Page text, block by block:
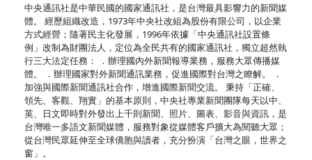
中央通訊社是中華民國的國家通訊社，是台灣最具影響力的新聞媒
體。 經歷組織改造，1973年中央社改組為股份有限公司，以企業
方式經營；隨著民主化發展，1996年依據「中央通訊社設置條
例」改制為財團法人，定位為全民共有的國家通訊社，獨立超然執
行三大法定任務： ．辦理國內外新聞報導業務，服務大眾傳播媒
體。 ．辦理國家對外新聞通訊業務，促進國際對台灣之瞭解。 ．
加強與國際新聞通訊社合作，增進國際新聞交流。 秉持「正確、
領先、客觀、翔實」的基本原則，中央社專業新聞團隊每天以中、
英、日文即時對外發出上千則新聞、照片、圖表、影音與資訊，是
台灣唯一多語文新聞媒體，服務對象從媒體客戶擴大為閱聽大眾；
從台灣民眾延伸至全球僑胞與讀者，充分扮演「台灣之眼，世界之
窗」。